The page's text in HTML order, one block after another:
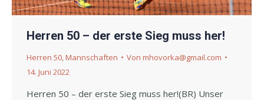
Herren 50 – der erste Sieg muss her!
Herren 50 Mannschaften Von mhovorka@gmail.com
14. Juni 2022
Herren 50 – der erste Sieg muss her!(BR) Unser